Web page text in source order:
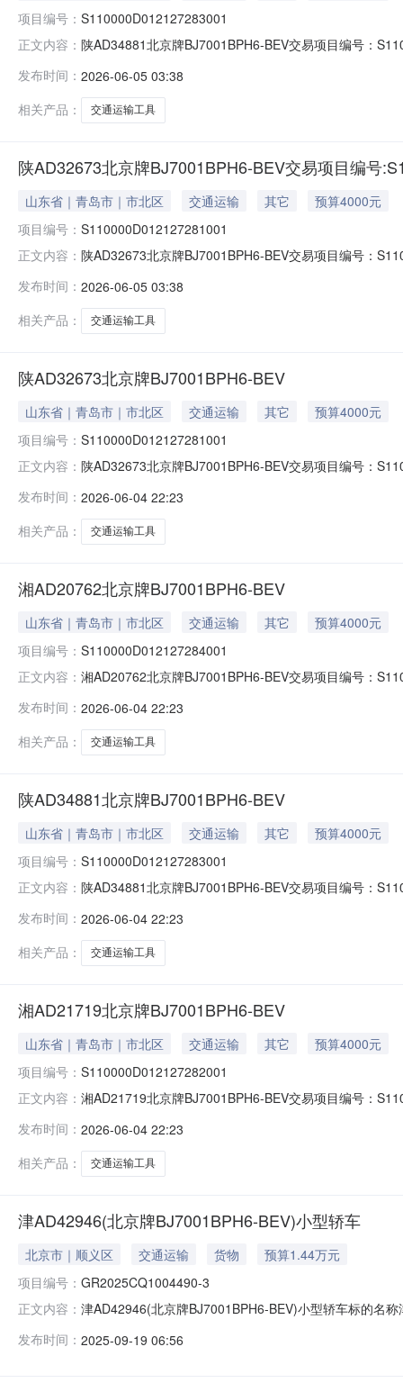
项目编号： S110000D012127283001
正文内容： 陕AD34881北京牌BJ7001BPH6-BEV交易项目编号：
批准单位名称：挂牌价格：0.4万元评估基准日：挂牌期
发布时间： 2026-06-05 03:38
相关产品：
交通运输工具
陕AD32673北京牌BJ7001BPH6-BEV交易项目编号
山东省｜青岛市｜市北区 交通运输 其它
预算4000元
项目编号： S110000D012127281001
正文内容： 陕AD32673北京牌BJ7001BPH6-BEV交易项目编号：
批准单位名称：挂牌价格：0.4万元评估基准日：挂牌期
发布时间： 2026-06-05 03:38
相关产品：
交通运输工具
陕AD32673北京牌BJ7001BPH6-BEV
山东省｜青岛市｜市北区 交通运输 其它
预算4000元
项目编号： S110000D012127281001
正文内容： 陕AD32673北京牌BJ7001BPH6-BEV交易项目编号：
批准单位名称：挂牌价格：0.4万元评估基准日：挂牌期
发布时间： 2026-06-04 22:23
相关产品：
交通运输工具
湘AD20762北京牌BJ7001BPH6-BEV
山东省｜青岛市｜市北区 交通运输 其它
预算4000元
项目编号： S110000D012127284001
正文内容： 湘AD20762北京牌BJ7001BPH6-BEV交易项目编号：
批准单位名称：挂牌价格：0.4万元评估基准日：挂牌期
发布时间： 2026-06-04 22:23
相关产品：
交通运输工具
陕AD34881北京牌BJ7001BPH6-BEV
山东省｜青岛市｜市北区 交通运输 其它
预算4000元
项目编号： S110000D012127283001
正文内容： 陕AD34881北京牌BJ7001BPH6-BEV交易项目编号：
批准单位名称：挂牌价格：0.4万元评估基准日：挂牌期
发布时间： 2026-06-04 22:23
相关产品：
交通运输工具
湘AD21719北京牌BJ7001BPH6-BEV
山东省｜青岛市｜市北区 交通运输 其它
预算4000元
项目编号： S110000D012127282001
正文内容： 湘AD21719北京牌BJ7001BPH6-BEV交易项目编号：
批准单位名称：挂牌价格：0.4万元评估基准日：挂牌期
发布时间： 2026-06-04 22:23
相关产品：
交通运输工具
津AD42946(北京牌BJ7001BPH6-BEV)小型轿车
北京市｜顺义区 交通运输 货物
预算1.44万元
项目编号： GR2025CQ1004490-3
正文内容： 津AD42946(北京牌BJ7001BPH6-BEV)小型轿车标的名
庆联合产权交易所公开披露资产转让信息和组织交易活动
发布时间： 2025-09-19 06:56